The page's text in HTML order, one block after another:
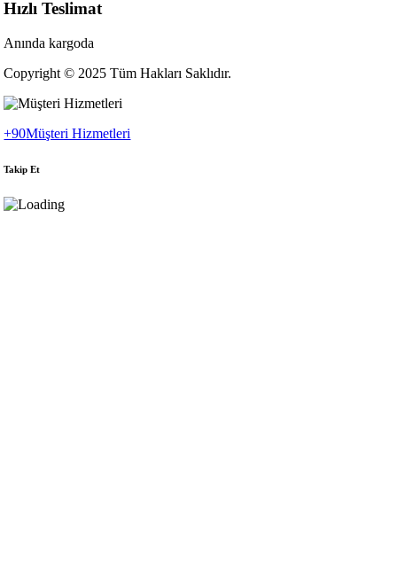
Hızlı Teslimat
Anında kargoda
Copyright © 2025 Tüm Hakları Saklıdır.
+90Müşteri Hizmetleri
Takip Et